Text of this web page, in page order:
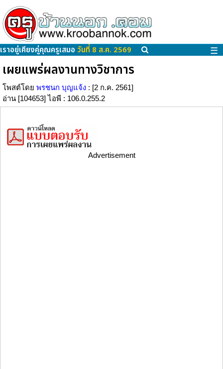
เราอยู่เคียงคู่คุณครูเสมอ วันที่ 8 ส.ค. 2569 ☰
เผยแพร่ผลงานทางวิชาการ
โพสต์โดย พรชนก บุญแจ้ง : [2 ก.ค. 2561]
อ่าน [104653] ไอพี : 106.0.255.2
Advertisement